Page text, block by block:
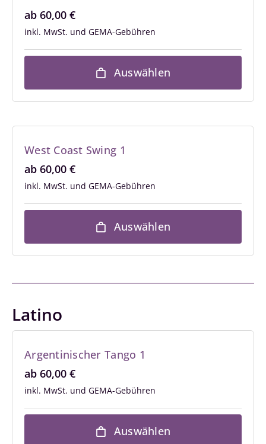
ab 60,00 €
inkl. MwSt.
Auswählen
West Coast Swing 1
ab 60,00 €
inkl. MwSt.
Auswählen
Latino
Argentinischer Tango 1
ab 60,00 €
inkl. MwSt.
Auswählen